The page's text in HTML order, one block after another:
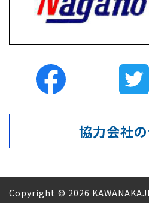
協力会社
Copyright © 2026